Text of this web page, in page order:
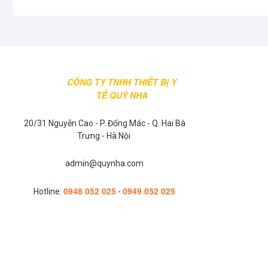
thể
được
trên
phẩm
CÔNG TY TNHH THIẾT BỊ Y
TẾ QUÝ NHA
20/31 Nguyễn Cao - P. Đống Mác - Q. Hai Bà
Trưng - Hà Nội
admin@quynha.com
Hotline:0948 052 025 -0949 052 025